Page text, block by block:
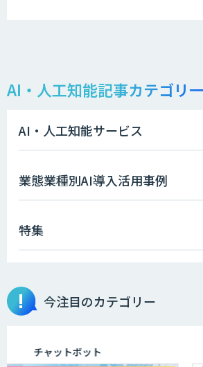
AI・人工知能記事カテゴリ
AI・人工知能サービス
業態業種別AI導入活用事例
特集
今注目のカテゴリー
ャットボット